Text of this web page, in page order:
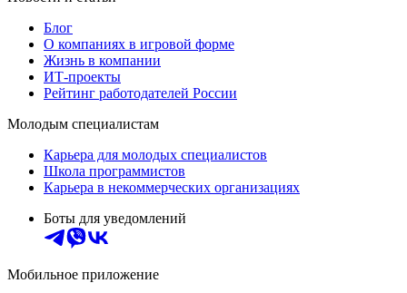
Блог
О компаниях в игровой форме
Жизнь в компании
ИТ-проекты
Рейтинг работодателей России
Молодым специалистам
Карьера для молодых специалистов
Школа программистов
Карьера в некоммерческих организациях
Боты для уведомлений
Мобильное приложение